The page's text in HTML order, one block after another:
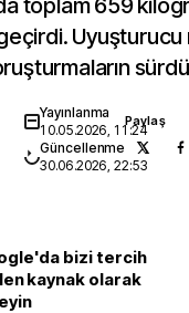
toplam 659
Uyuşturucu
Yayınlanma
10.05.2026, 11:24
Güncellenme
30.06.2026, 22:53
Paylaş
bizi tercih
kaynak olarak